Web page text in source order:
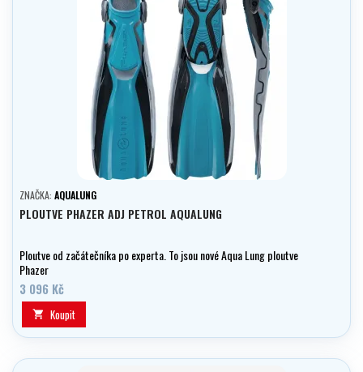
ZNAČKA: AQUALUNG
PLOUTVE PHAZER ADJ PETROL AQUALUNG
Ploutve od začátečníka po experta. To jsou nové Aqua Lung ploutve
Phazer
3 096 Kč
 Koupit